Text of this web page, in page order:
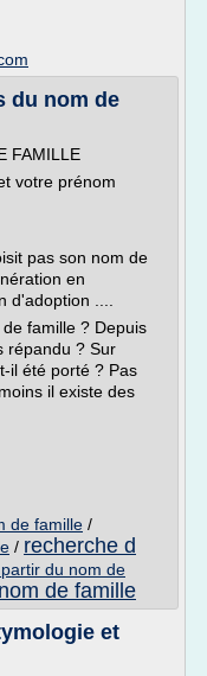
du nom de
FAMILLE
votre prénom
pas son nom de
en
d'adoption ....
famille ? Depuis
répandu ? Sur
il été porté ? Pas
il existe des
de famille /
/ recherche d
du nom de
de famille
et